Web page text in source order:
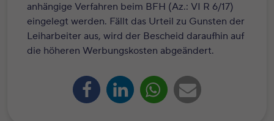
anhängige Verfahren beim BFH (Az.: VI R 6/17)
eingelegt werden. Fällt das Urteil zu Gunsten der
Leiharbeiter aus, wird der Bescheid daraufhin auf
die höheren Werbungskosten abgeändert.